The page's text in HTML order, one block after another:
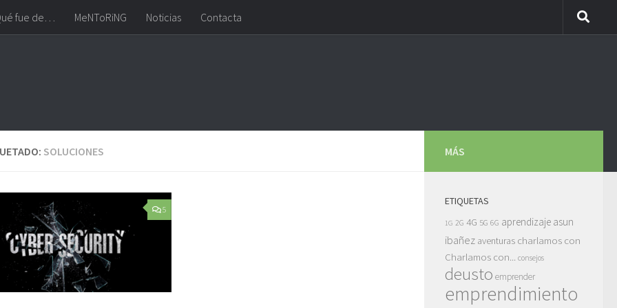
fue de… MeNToRiNG Noticias Contacta
SOLUCIONES
5
MÁS
ETIQUETAS
1G 2G 4G 5G 6G aprendizaje asun
ibañez aventuras charlamos con
Charlamos con... consejos
deusto emprender
emprendimiento